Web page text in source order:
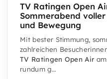
TV Ratingen Open
Sommerabend
und Bewegung
Mit bester Stimmung,
zahlreichen
TV Ratingen Open Airam
rundum g…